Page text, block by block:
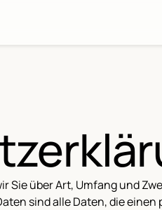
über Art, Umfang und
sind alle Daten, die